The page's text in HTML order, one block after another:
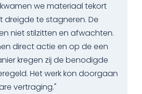
we materiaal tekort
dreigde te stagneren. De
niet stilzitten en afwachten.
direct actie en op de een
kregen zij de benodigde
Het werk kon doorgaan
vertraging."